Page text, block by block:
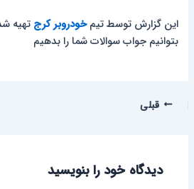
این گزارش توسط تیمخودروبر کرج تهیه
بتوانیم جواب سوالات شما را بدهیم
قبلی
دیدگاه‌ خود را بنویسید